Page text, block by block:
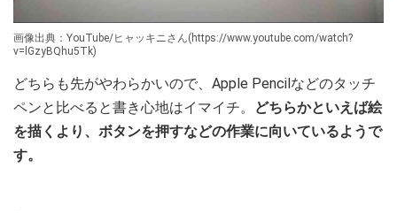
画像出典：YouTube/ヒャッキニさん(https://www.youtube.com/watch?
v=lGzyBQhu5Tk)
どちらも先がやわらかいので、Apple Pencilなどのタッチ
ペンと比べると書き心地はイマイチ。
どちらかといえば絵
を描くより、ボタンを押すなどの作業に向いているようで
す。